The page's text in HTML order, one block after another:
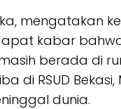
mengatakan
kabar
berada di
di RSUD
dunia.